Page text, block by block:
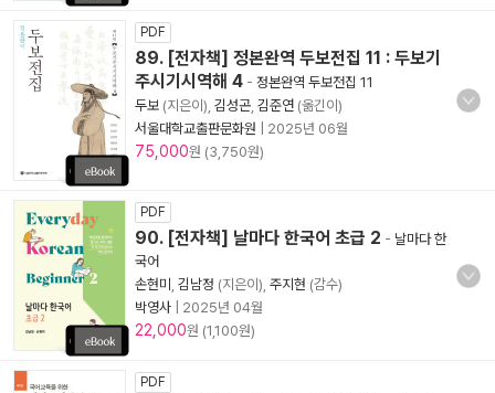
PDF
89. [전자책] 정본완역 두보전집 11 : 두보기
주시기시역해 4 - 정본완역 두보전집 11
두보 (지은이), 김성곤 김준연 (옮긴이)
서울대학교출판문화원
2025년 06월
75,000원 (3,750원)
PDF
90. [전자책] 날마다 한국어 초급 2 - 날마다 한
국어
손현미
김남정 (지은이), 주지현 (감수)
박영사
2025년 04월
22,000원 (1,100원)
PDF